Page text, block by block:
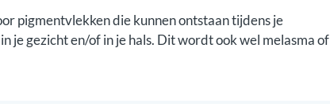
pigmentvlekken die kunnen ontstaan tijdens je
je gezicht en/of in je hals. Dit wordt ook wel melasma of